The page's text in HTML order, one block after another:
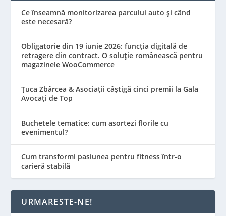
Ce înseamnă monitorizarea parcului auto și când
este necesară?
Obligatorie din 19 iunie 2026: funcția digitală de
retragere din contract. O soluție românească pentru
magazinele WooCommerce
Țuca Zbârcea & Asociații câștigă cinci premii la Gala
Avocați de Top
Buchetele tematice: cum asortezi florile cu
evenimentul?
Cum transformi pasiunea pentru fitness într-o
carieră stabilă
URMARESTE-NE!